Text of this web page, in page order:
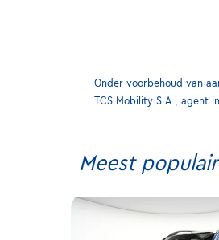
Onder voorbehoud van
TCS Mobility S.A., agent
Meest